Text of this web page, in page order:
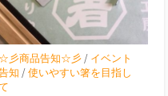
☆彡商品告知☆彡/ イベント
知 /使いやすい箸を目指し